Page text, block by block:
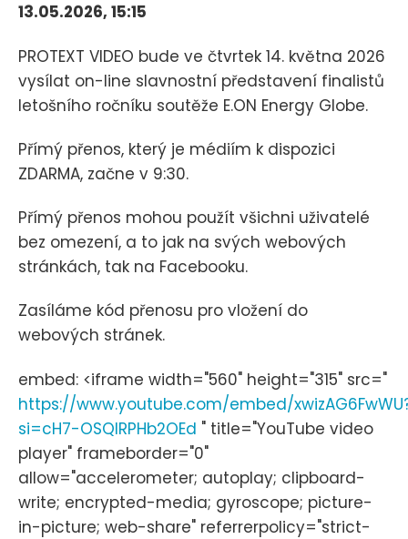
13.05.2026, 15:15
PROTEXT VIDEO bude ve čtvrtek 14. května 2026
vysílat on-line slavnostní představení finalistů
letošního ročníku soutěže E.ON Energy Globe.
Přímý přenos, který je médiím k dispozici
ZDARMA, začne v 9:30.
Přímý přenos mohou použít všichni uživatelé
bez omezení, a to jak na svých webových
stránkách, tak na Facebooku.
Zasíláme kód přenosu pro vložení do
webových stránek.
embed: <iframe width="560" height="315" src="
https://www.youtube.com/embed/
si=cH7-OSQIRPHb2OEd " title="YouTube video
player" frameborder="0"
allow="accelerometer; autoplay; clipboard-
write; encrypted-media; gyroscope; picture-
in-picture; web-share" referrerpolicy="strict-